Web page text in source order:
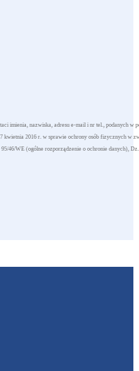
imienia, nazwiska, adresu e-mail i nr tel., podanych w
kwietnia 2016 r. w sprawie ochrony osób fizycznych w
46/WE (ogólne rozporządzenie o ochronie danych),